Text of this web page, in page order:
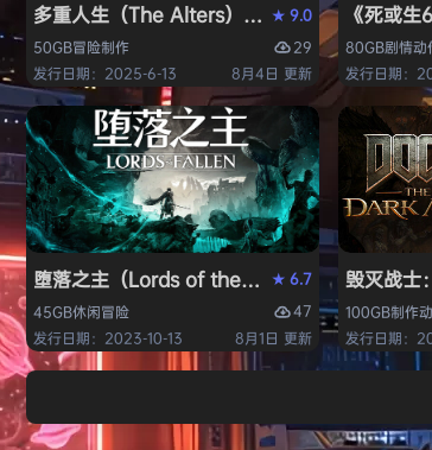
多重人生（The Alters）免安装中文版
★ 9.0
50GB冒险制作
29
发行日期：2025-6-13
8月4日 更新
《死或
80GB剧情动
发行日期：
堕落之主（Lords of the Fallen）免安装中文版
★ 6.7
45GB休闲冒险
47
发行日期：2023-10-13
8月1日 更新
毁灭战士
100GB制作
发行日期：